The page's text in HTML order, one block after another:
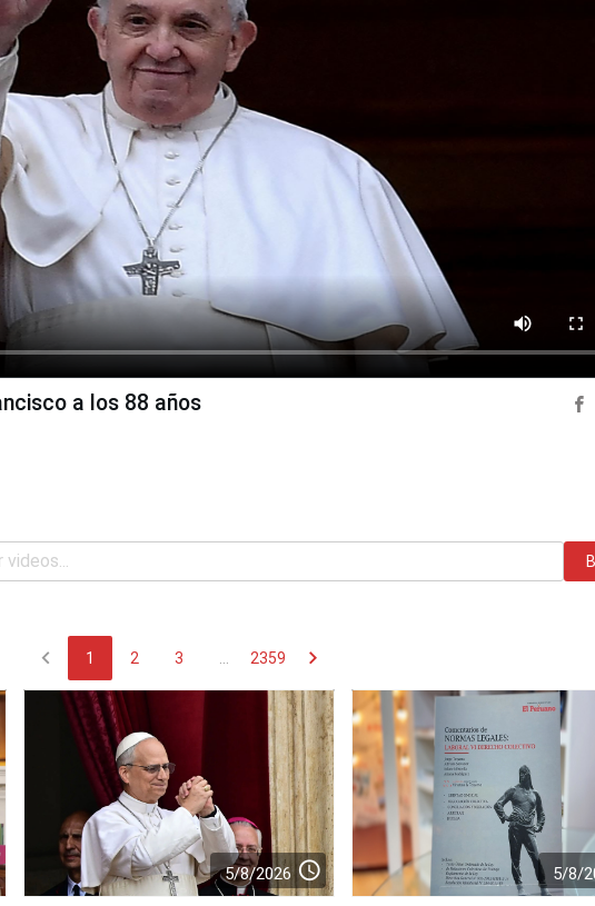
a los 88 años
chevron_left 1 2 3 ... 2359 chevron_right
5/8/2026 access_time 5/8/